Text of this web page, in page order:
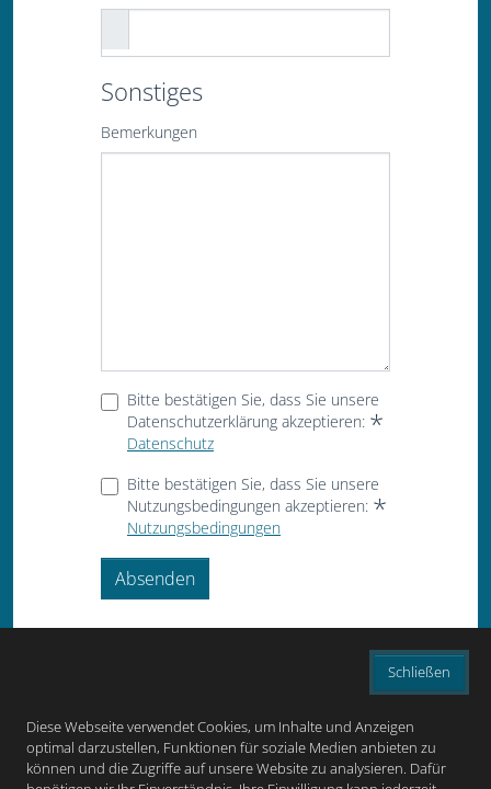
Sonstiges
Bemerkungen
Bitte bestätigen Sie, dass Sie unsere
Datenschutzerklärung akzeptieren:
Datenschutz
Bitte bestätigen Sie, dass Sie unsere
Nutzungsbedingungen akzeptieren:
Nutzungsbedingungen
Absenden
Schließen
Diese Webseite verwendet Cookies, um Inhalte und Anzeigen
optimal darzustellen, Funktionen für soziale Medien anbieten zu
können und die Zugriffe auf unsere Website zu analysieren. Dafür